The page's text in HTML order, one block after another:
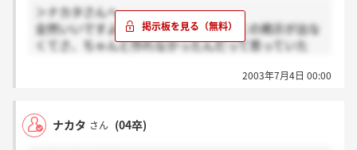
すっ！！
また筆記受かれば一次面のことなども色々聞いてみた
いのでその時は宜しくお願いします。
＞ナカタさんへ
全然いいですよ～。いつまで経ってもこの掲示が出な
くてさ、ちゃんと作れなかったんだって思っていた
私は他社で内定を頂いたので、2次で辞退したのでア
次面も受かったんだよ～
2003年7月4日 00:00
ナカタ さん (04卒)